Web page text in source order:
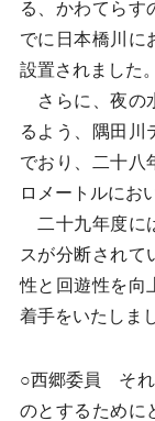
る、かわてらす
でに日本橋川に
設置されました。
さらに、夜の
るよう、隅田川
でおり、二十八
ロメートルにお
二十九年度に
スが分断されて
性と回遊性を向
着手をいたしま
○西郷委員 それ
のとするために